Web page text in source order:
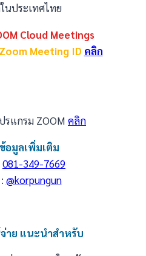
นประเทศไทย
Cloud Meetings
Meeting ID คลิก
รแกรม ZOOM คลิก
อมูลเพิ่มเติม
081-349-7669
@korpungun
าย แนะนำสำหรับ